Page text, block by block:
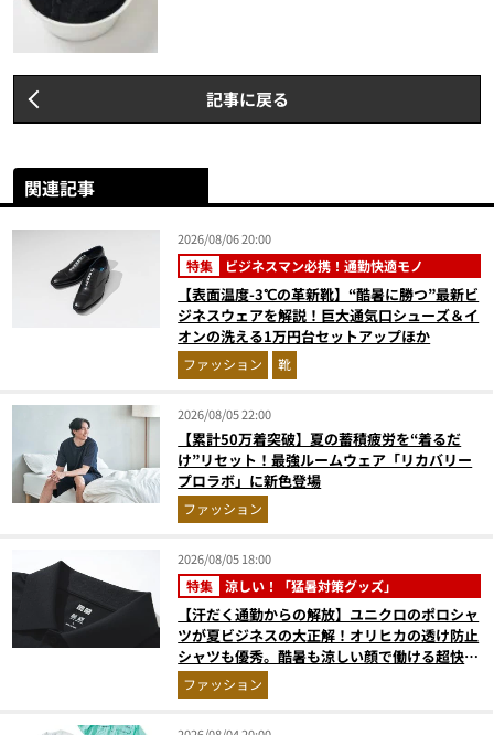
記事に戻る
関連記事
2026/08/06 20:00
特集 ビジネスマン必携！通勤快適モノ
【表面温度-3℃の革新靴】“酷暑に勝つ”最新ビ
ジネスウェアを解説！巨大通気口シューズ＆イ
オンの洗える1万円台セットアップほか
ファッション 靴
2026/08/05 22:00
【累計50万着突破】夏の蓄積疲労を“着るだ
け”リセット！最強ルームウェア「リカバリー
プロラボ」に新色登場
ファッション
2026/08/05 18:00
特集 涼しい！「猛暑対策グッズ」
【汗だく通勤からの解放】ユニクロのポロシャ
ツが夏ビジネスの大正解！オリヒカの透け防止
シャツも優秀。酷暑も涼しい顔で働ける超快適
ウエアの実力
ファッション